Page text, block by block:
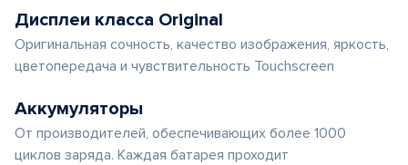
Дисплеи класса Original
Оригинальная сочность, качество изображения, яркость,
цветопередача и чувствительность Touchscreen
Аккумуляторы
От производителей, обеспечивающих более 1000
циклов заряда. Каждая батарея проходит